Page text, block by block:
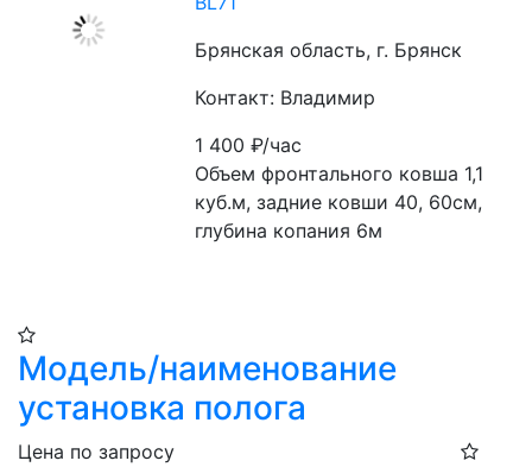
Брянская область, г. Брянск
Контакт: Владимир
1 400₽/час
Объем фронтального ковша 1,1
куб.м, задние ковши 40, 60см,
глубина копания 6м
Модель/наименование
установка полога
Цена по запросу